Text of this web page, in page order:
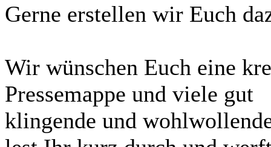
Gerne erstellen wir Euch
Wir wünschen Euch eine
Pressemappe und viele gut
klingende und